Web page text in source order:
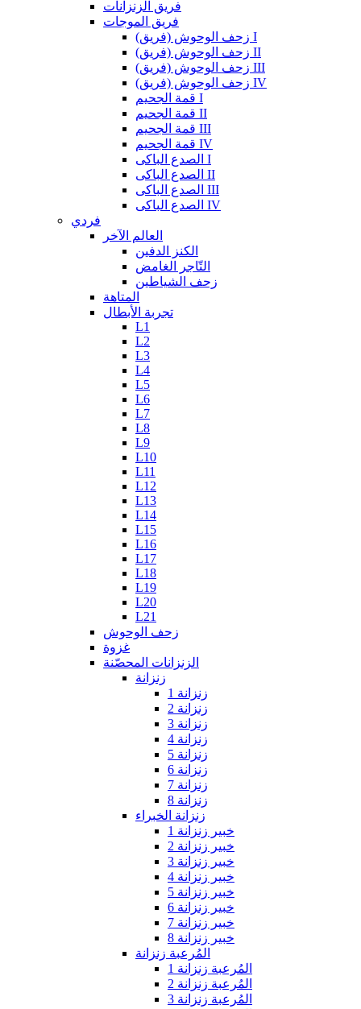
فريق الزنزانات
فريق الموجات
زحف الوحوش (فريق) I
زحف الوحوش (فريق) II
زحف الوحوش (فريق) III
زحف الوحوش (فريق) IV
قمة الجحيم I
قمة الجحيم II
قمة الجحيم III
قمة الجحيم IV
الصدع الباكى I
الصدع الباكى II
الصدع الباكى III
الصدع الباكى IV
فردي
العالم الآخر
الكنز الدفين
التّاجر الغامض
زحف الشياطين
المتاهة
تجربة الأبطال
L1
L2
L3
L4
L5
L6
L7
L8
L9
L10
L11
L12
L13
L14
L15
L16
L17
L18
L19
L20
L21
زحف الوحوش
غزوة
الزنزانات المحصّنة
زنزانة
زنزانة 1
زنزانة 2
زنزانة 3
زنزانة 4
زنزانة 5
زنزانة 6
زنزانة 7
زنزانة 8
زنزانة الخبراء
خبير زنزانة 1
خبير زنزانة 2
خبير زنزانة 3
خبير زنزانة 4
خبير زنزانة 5
خبير زنزانة 6
خبير زنزانة 7
خبير زنزانة 8
المُرعبة زنزانة
المُرعبة زنزانة 1
المُرعبة زنزانة 2
المُرعبة زنزانة 3